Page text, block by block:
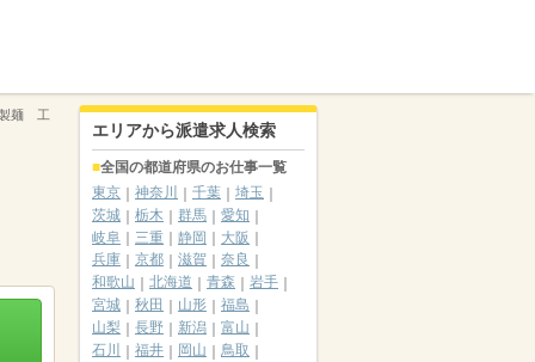
麺 工
エリアから派遣求人検索
全国の都道府県のお仕事一覧
東京
神奈川 千葉
埼玉
茨城
栃木 群馬
愛知
岐阜
三重 静岡
大阪
兵庫
京都 滋賀
奈良
和歌山
北海道 青森
岩手
宮城
秋田 山形
福島
山梨
長野 新潟
富山
石川
福井 岡山
鳥取